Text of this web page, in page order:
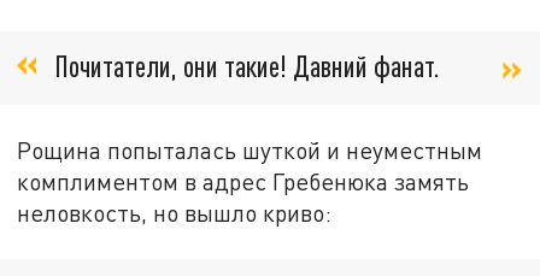
Почитатели, они такие! Давний фанат.
Рощина попыталась шуткой и неуместным
комплиментом в адрес Гребенюка замять
неловкость, но вышло криво: